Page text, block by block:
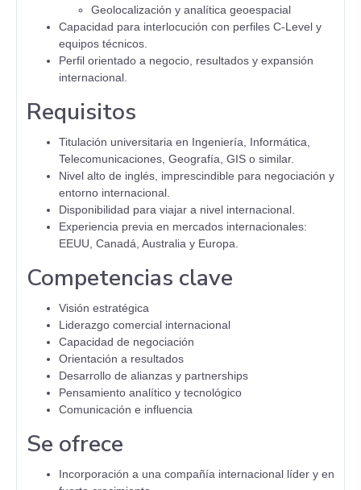
Geolocalización y analítica geoespacial
Capacidad para interlocución con perfiles C-Level y
equipos técnicos.
Perfil orientado a negocio, resultados y expansión
internacional.
Requisitos
Titulación universitaria en Ingeniería, Informática,
Telecomunicaciones, Geografía, GIS o similar.
Nivel alto de inglés, imprescindible para negociación y
entorno internacional.
Disponibilidad para viajar a nivel internacional.
Experiencia previa en mercados internacionales:
EEUU, Canadá, Australia y Europa.
Competencias clave
Visión estratégica
Liderazgo comercial internacional
Capacidad de negociación
Orientación a resultados
Desarrollo de alianzas y partnerships
Pensamiento analítico y tecnológico
Comunicación e influencia
Se ofrece
Incorporación a una compañía internacional líder y en